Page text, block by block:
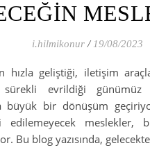
i.hilmikonur / 19/08/2023
sürekli evrildiği günümüz
büyük bir dönüşüm
edilemeyecek meslekler,
Bu blog yazısında,